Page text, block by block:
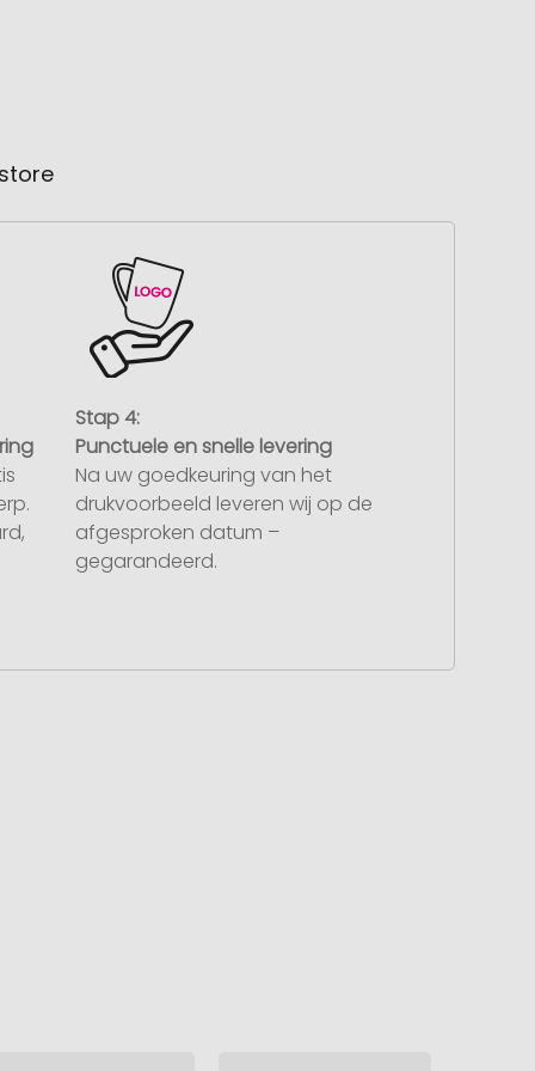
Stap 4:
Punctuele en snelle levering
Na uw goedkeuring van het
drukvoorbeeld leveren wij op de
afgesproken datum –
gegarandeerd.